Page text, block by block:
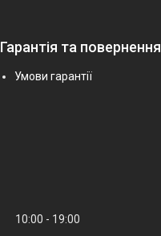
Гарантія та повернення
Умови гарантії
10:00
19:00